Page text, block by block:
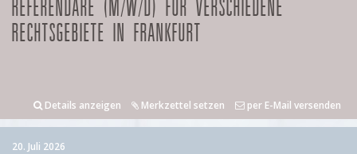
REFERENDARE (M/W/D) FÜR VERSCHIEDENE
RECHTSGEBIETE IN FRANKFURT
Details anzeigen Merkzettel setzen per E-Mail versenden
20. Juli 2026